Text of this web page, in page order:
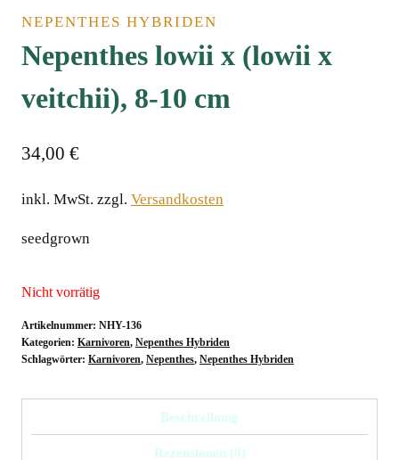
NEPENTHES HYBRIDEN
Nepenthes lowii x (lowii x
veitchii), 8-10 cm
34,00 €
inkl. MwSt. zzgl. Versandkosten
seedgrown
Nicht vorrätig
Artikelnummer: NHY-136
Kategorien: Karnivoren, Nepenthes Hybriden
Schlagwörter: Karnivoren, Nepenthes, Nepenthes Hybriden
Beschreibung
Rezensionen (0)